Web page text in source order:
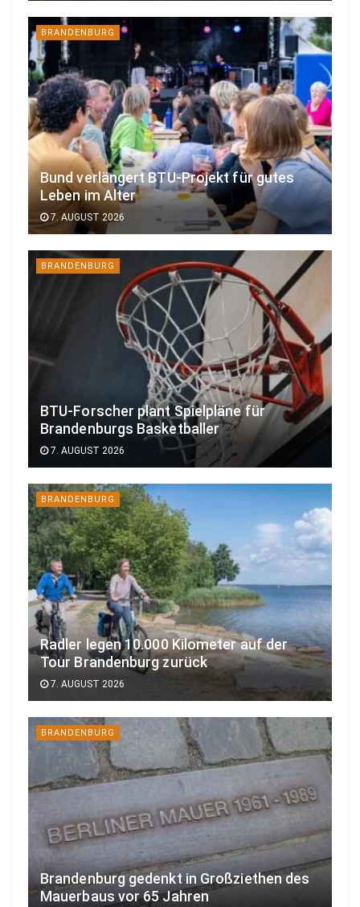
BRANDENBURG
Bund verlängert BTU-Projekt für gutes
Leben im Alter
7. AUGUST 2026
BRANDENBURG
BTU-Forscher plant Spielpläne für
Brandenburgs Basketballer
7. AUGUST 2026
BRANDENBURG
Radler legen 10.000 Kilometer auf der
Tour Brandenburg zurück
7. AUGUST 2026
BRANDENBURG
Brandenburg gedenkt in Großziethen des
Mauerbaus vor 65 Jahren